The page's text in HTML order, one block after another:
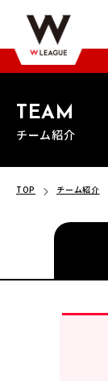
TEAM
チーム紹介
TOP チーム紹介